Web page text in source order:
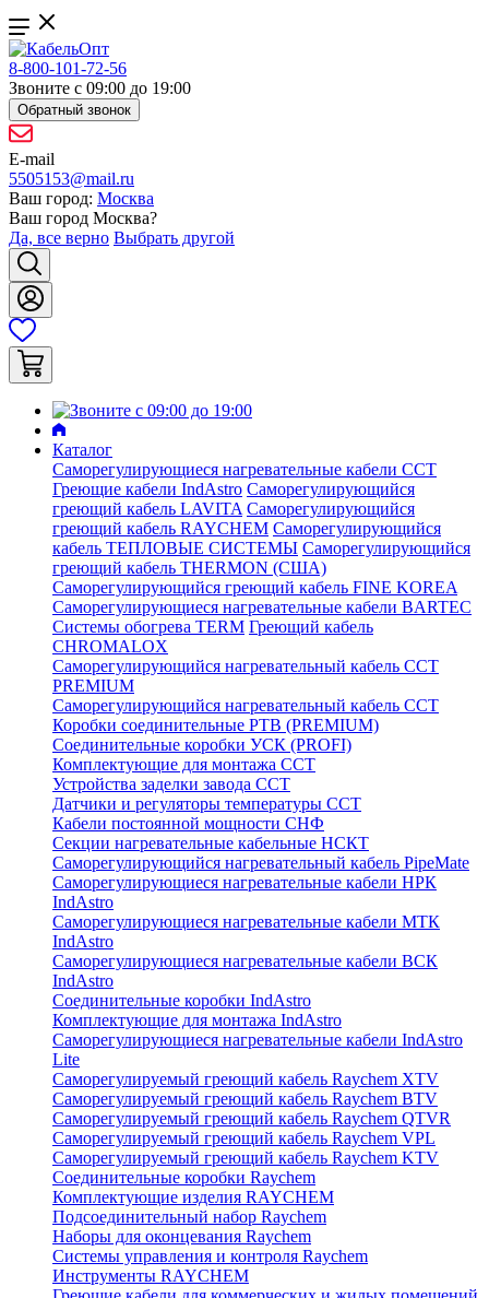
8-800-101-72-56
Звоните с 09:00 до 19:00
Обратный звонок
E-mail
5505153@mail.ru
Ваш город: Москва
Ваш город Москва?
Да, все верно Выбрать другой
Каталог
Саморегулирующиеся нагревательные кабели ССТ
Греющие кабели IndAstro Саморегулирующийся
греющий кабель LAVITA Саморегулирующийся
греющий кабель RAYCHEM Саморегулирующийся
кабель ТЕПЛОВЫЕ СИСТЕМЫ Саморегулирующийся
греющий кабель THERMON (США)
Саморегулирующийся греющий кабель FINE KOREA
Саморегулирующиеся нагревательные кабели BARTEC
Системы обогрева TERM Греющий кабель
CHROMALOX
Саморегулирующийся нагревательный кабель ССТ
PREMIUM
Саморегулирующийся нагревательный кабель ССТ
Коробки соединительные РТВ (PREMIUM)
Соединительные коробки УСК (PROFI)
Комплектующие для монтажа ССТ
Устройства заделки завода ССТ
Датчики и регуляторы температуры ССТ
Кабели постоянной мощности СНФ
Секции нагревательные кабельные НСКТ
Саморегулирующийся нагревательный кабель PipeMate
Саморегулирующиеся нагревательные кабели НРК
IndAstro
Саморегулирующиеся нагревательные кабели МТК
IndAstro
Саморегулирующиеся нагревательные кабели ВСК
IndAstro
Соединительные коробки IndAstro
Комплектующие для монтажа IndAstro
Саморегулирующиеся нагревательные кабели IndAstro
Lite
Саморегулируемый греющий кабель Raychem XTV
Саморегулируемый греющий кабель Raychem BTV
Саморегулируемый греющий кабель Raychem QTVR
Саморегулируемый греющий кабель Raychem VPL
Саморегулируемый греющий кабель Raychem KTV
Соединительные коробки Raychem
Комплектующие изделия RAYCHEM
Подсоединительный набор Raychem
Наборы для оконцевания Raychem
Системы управления и контроля Raychem
Инструменты RAYCHEM